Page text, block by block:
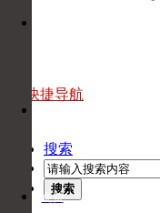
官
条
免费
快捷导航
搜索
搜索